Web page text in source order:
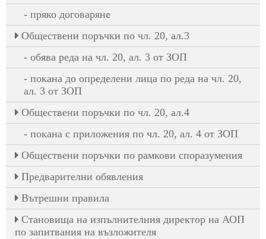
пряко договаряне
Oбществени поръчки по чл. 20, ал.3
обява реда на чл. 20, ал. 3 от ЗОП
покана до определени лица по реда на чл. 20,
ал. 3 от ЗОП
Oбществени поръчки по чл. 20, ал.4
покана с приложения по чл. 20, ал. 4 от ЗОП
Обществени поръчки по рамкови споразумения
Предварителни обявления
Вътрешни правила
Становища на изпълнителния директор на АОП
по запитвания на възложителя